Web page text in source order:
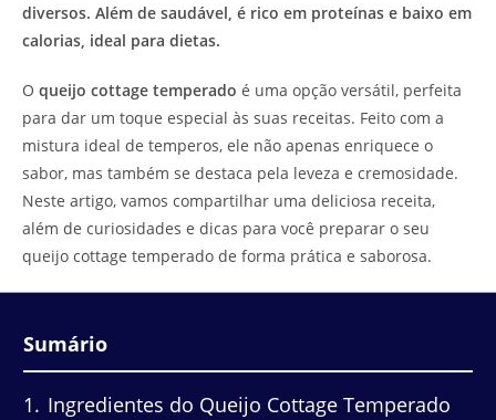
diversos. Além de saudável, é rico em proteínas e baixo em
calorias, ideal para dietas.
O queijo cottage temperado é uma opção versátil, perfeita
para dar um toque especial às suas receitas. Feito com a
mistura ideal de temperos, ele não apenas enriquece o
sabor, mas também se destaca pela leveza e cremosidade.
Neste artigo, vamos compartilhar uma deliciosa receita,
além de curiosidades e dicas para você preparar o seu
queijo cottage temperado de forma prática e saborosa.
Sumário
1
Ingredientes do Queijo Cottage Temperado